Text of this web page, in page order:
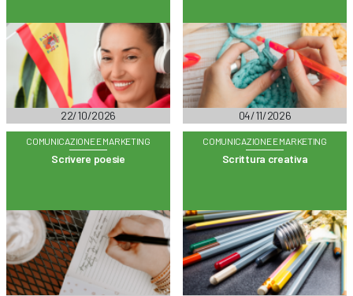
22/10/2026 04/11/2026
COMUNICAZIONE E MARKETING
Scrivere poesie
COMUNICAZIONE E MARKETING
Scrittura creativa